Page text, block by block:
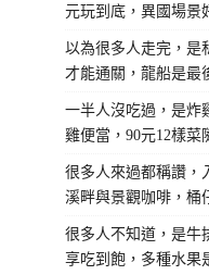
元玩到底，異國場景
以為很多人走完，是
才能通關，龍船是最
一半人沒吃過，是炸
雞便當，90元12樣菜
很多人來過都稱讚，
溪畔與景觀咖啡，桶
很多人不知道，是牛
享吃到飽，多種水果